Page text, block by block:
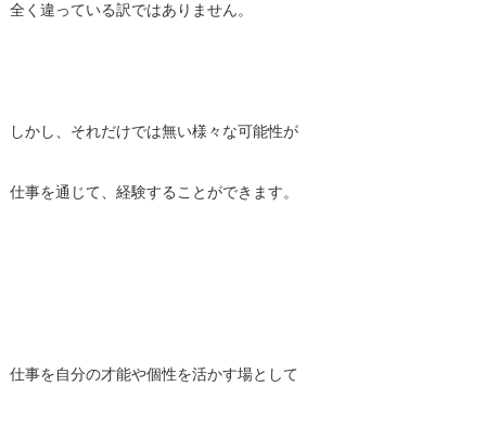
全く違っている訳ではありません。
しかし、それだけでは無い様々な可能性が
仕事を通じて、経験することができます。
仕事を自分の才能や個性を活かす場として